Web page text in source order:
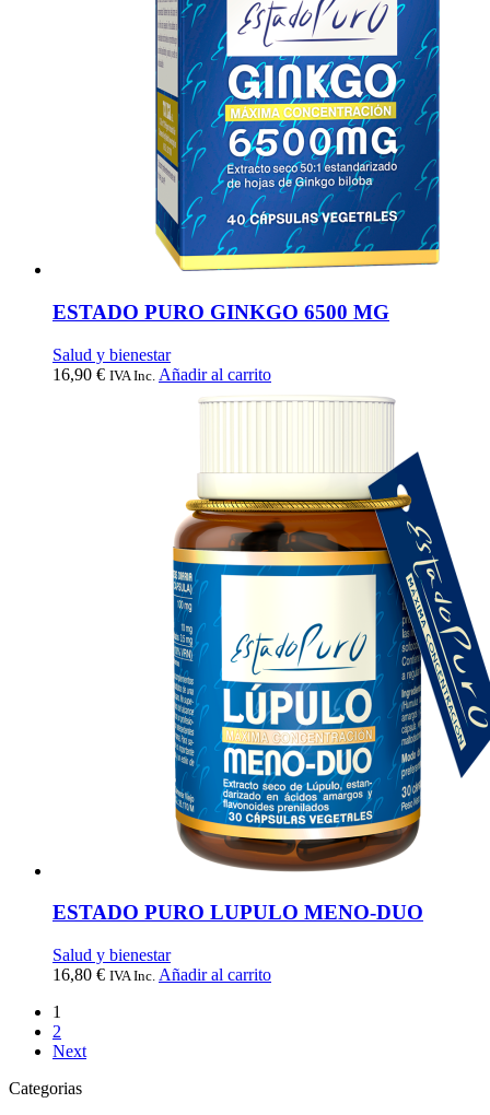
ESTADO PURO GINKGO 6500 MG
Salud y bienestar
16,90 € IVA Inc. Añadir al carrito
ESTADO PURO LUPULO MENO-DUO
Salud y bienestar
16,80 € IVA Inc. Añadir al carrito
1
2
Next
Categorias